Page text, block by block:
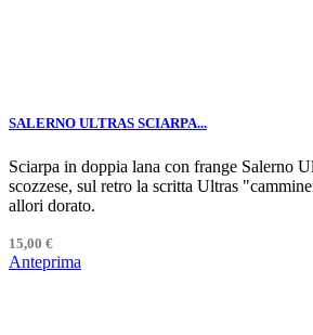
SALERNO ULTRAS SCIARPA...
Sciarpa in doppia lana con frange Salerno
scozzese, sul retro la scritta Ultras
allori dorato.
15,00 €
Anteprima